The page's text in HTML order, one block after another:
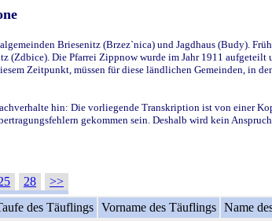
Briesenitz (Brzez`nica) und Jagdhaus (Budy).
(Zdbice). Die Pfarrei Zippnow wurde im Jahr 1911
Zeitpunkt, müssen für diese ländlichen Gemeinden, in
hin: Die vorliegende Transkription ist von einer
gekommen sein. Deshalb wird kein
28
>>
des Täuflings Vorname des Täuflings Name